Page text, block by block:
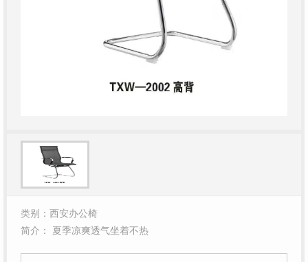
类别：西安办公椅
简介： 夏季凉爽透气坐着不热